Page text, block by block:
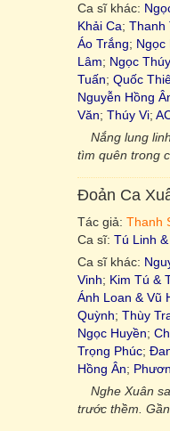
Ca sĩ khác:
Khải Ca; Thanh
Áo Trắng; Ngọc
Lâm; Ngọc Thúy
Tuấn; Quốc
Nguyễn Hồng
Văn; Thúy Vi;
Nắng lung
tìm quên trong
Đoản Ca
Tác giả: Thanh
Ca sĩ: Tú Linh
Ca sĩ khác:
Vinh; Kim Tú &
Ánh Loan & Vũ
Quỳnh; Thùy
Ngọc Huyền;
Trọng Phúc;
Hồng Ân;
Nghe Xuân
trước thềm.